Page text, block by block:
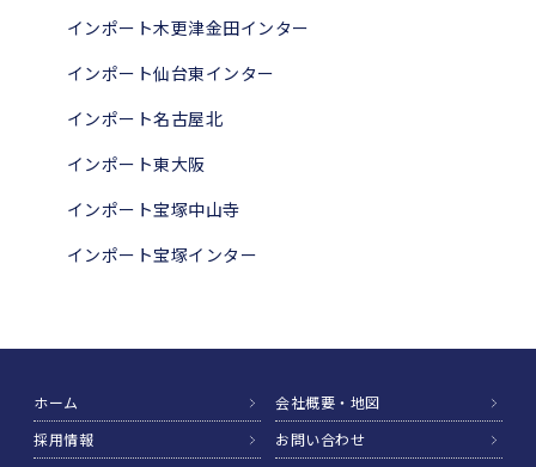
インポート木更津金田インター
インポート仙台東インター
インポート名古屋北
インポート東大阪
インポート宝塚中山寺
インポート宝塚インター
ホーム
会社概要・地図
採用情報
お問い合わせ